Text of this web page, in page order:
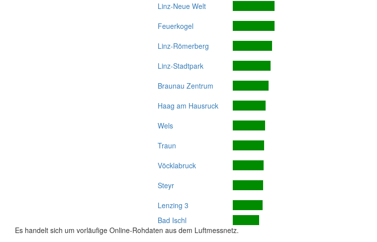
Linz-Neue Welt
Feuerkogel
Linz-Römerberg
Linz-Stadtpark
Braunau Zentrum
Haag am Hausruck
Wels
Traun
Vöcklabruck
Steyr
Lenzing 3
Bad Ischl
Es handelt sich um vorläufige Online-Rohdaten aus dem Luftmessnetz.